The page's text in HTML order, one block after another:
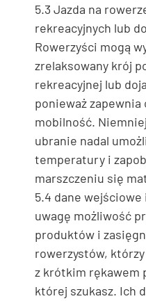
5.3 Jazda na
rekreacyjnych lub
Rowerzyści mogą
zrelaksowany krój
rekreacyjnej lub
ponieważ
mobilność.
ubranie nadal
temperatury i
marszczeniu się
5.4 dane
uwagę możliwość
produktów i
rowerzystów,
z krótkim rękawem
której szukasz. Ich